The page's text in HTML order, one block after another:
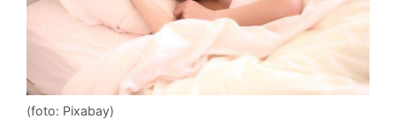
(foto: Pixabay)